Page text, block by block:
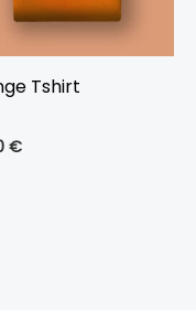
Tshirt
€